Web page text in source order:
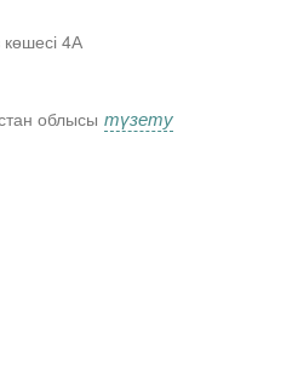
4А
облысы түзету